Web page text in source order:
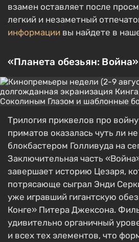
взамен оставляет после
легкий и незаметный
информации вы найдете в
«Планета обезьян: Война»
Трилогия приквелов про
приматов оказалась чуть ли
блокбастером Голливуда на
Заключительная часть
завершает историю Цезаря,
потрясающе сыграл Энди
уже игравший гигантскую
Конге» Питера Джексона.
удивительно органичный
и всех тех элементов, что